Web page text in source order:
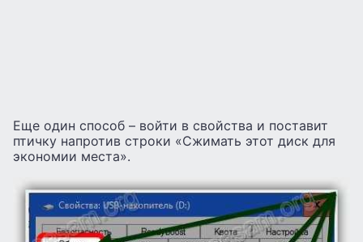
Еще один способ – войти в свойства и поставит
птичку напротив строки «Сжимать этот диск для
экономии места».